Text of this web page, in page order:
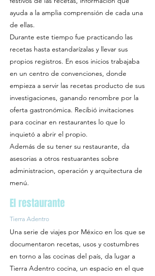
ayuda a la amplia comprensión de cada una
de ellas.
Durante este tiempo fue practicando las
recetas hasta estandarízalas y llevar sus
propios registros. En esos inicios trabajaba
en un centro de convenciones, donde
empieza a servir las recetas producto de sus
investigaciones, ganando renombre por la
oferta gastronómica. Recibió invitaciones
para cocinar en restaurantes lo que lo
inquietó a abrir el propio.
Además de su tener su restaurante, da
asesorias a otros restuarantes sobre
administracion, operación y arquitectura de
menú.
El restaurante
Tierra Adentro
Una serie de viajes por México en los que se
documentaron recetas, usos y costumbres
en torno a las cocinas del país, da lugar a
Tierra Adentro cocina, un espacio en el que